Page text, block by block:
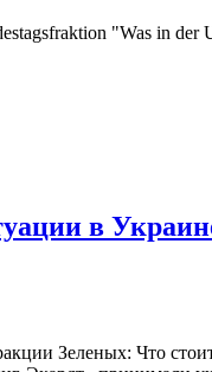
"Was in der
в
Зеленых: Что